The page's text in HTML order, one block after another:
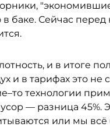
баке. Сейчас перед
и в итоге
и в тарифах это не
технологии
— разница 45%.
или мы всё